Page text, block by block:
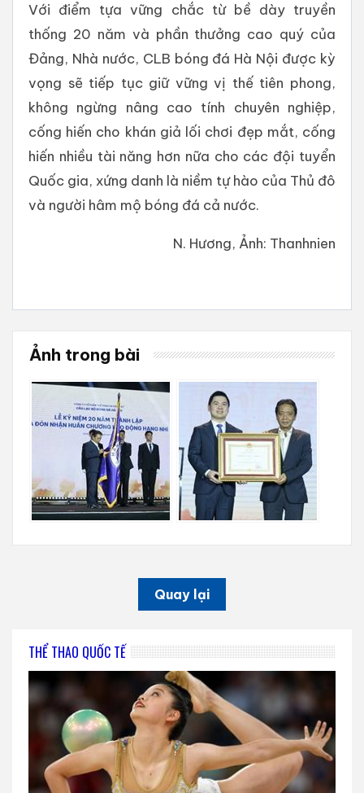
Với điểm tựa vững chắc từ bề dày truyền
thống 20 năm và phần thưởng cao quý của
Đảng, Nhà nước, CLB bóng đá Hà Nội được kỳ
vọng sẽ tiếp tục giữ vững vị thế tiên phong,
không ngừng nâng cao tính chuyên nghiệp,
cống hiến cho khán giả lối chơi đẹp mắt, cống
hiến nhiều tài năng hơn nữa cho các đội tuyển
Quốc gia, xứng danh là niềm tự hào của Thủ đô
và người hâm mộ bóng đá cả nước.
N. Hương, Ảnh: Thanhnien
Ảnh trong bài
Quay lại
THỂ THAO QUỐC TẾ